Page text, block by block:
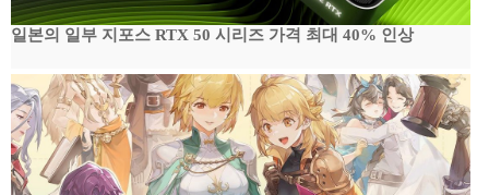
일본의 일부 지포스 RTX 50 시리즈 가격 최대 40% 인상